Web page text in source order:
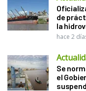
de
la
hace 2
Se
el